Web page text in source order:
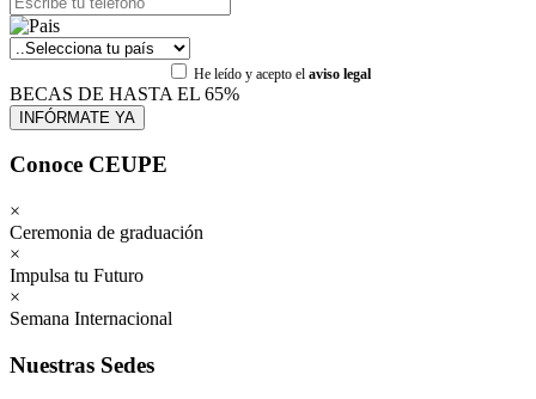
He leído y acepto el aviso legal
BECAS DE HASTA EL 65%
Conoce CEUPE
×
Ceremonia de graduación
×
Impulsa tu Futuro
×
Semana Internacional
Nuestras Sedes